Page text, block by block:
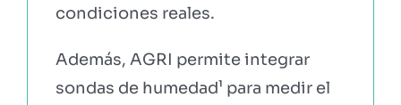
condiciones reales.
Además, AGRI permite integrar
sondas de humedad¹ para medir el